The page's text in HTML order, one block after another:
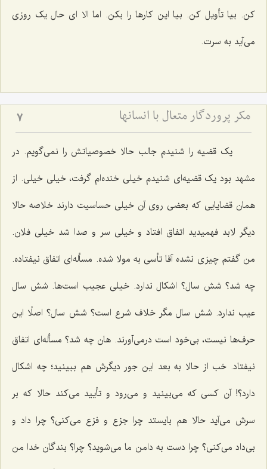
کن. بیا تأویل کن. بیا این کارها را بکن. اما الا ای حال یک روزی
می‌آید به سرت.
مکر پروردگار متعال با انسانها 7
یک قضیه را شنیدم جالب حالا خصوصیاتش را نمی‌گویم. در
مشهد بود یک قضیه‌ای شنیدم خیلی خنده‌ام گرفت، خیلی خیلی. از
همان قضایایی که بعضی روی آن خیلی حساسیت دارند خلاصه حالا
دیگر لابد فهمیدید اتفاق افتاد و خیلی سر و صدا شد خیلی فلان.
من گفتم چیزی نشده آقا تأسی‌ به مولا شده. مسأله‌ای اتفاق نیفتاده.
چه شد؟ شش سال؟ اشکال ندارد. خیلی عجیب است‌ها. شش سال
عیب ندارد. شش سال مگر خلاف شرع است؟ شش سال؟ اصلًا این
حرف‌ها نیست، بی‌خود است درمی‌آورند. هان چه شد؟ مسأله‌ای اتفاق
نیفتاد. خب از حالا به بعد این جور دیگرش هم ببینید؛ چه اشکال
دارد؟! آن کسی که می‌بینید و می‌رود و تأیید می‌کند حالا که بر
سرش می‌آید حالا هم بایستد چرا جزع و فزع می‌کنی؟ چرا داد و
بی‌داد می‌کنی؟ چرا دست به دامن ما می‌شوید؟ چرا؟ بندگان خدا من